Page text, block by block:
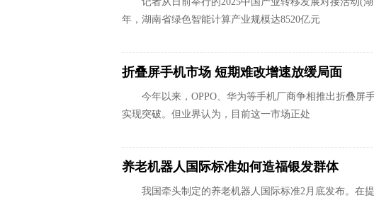
年，湖南省绿色智能计算产业规模达8520亿元
折叠屏手机市场 短期难改增速放缓局面
今年以来，OPPO、华为等手机厂商争相推出折叠屏
实现突破。但业界认为，目前这一市场正处
养老机器人国际标准如何造福银发群体
我国牵头制定的养老机器人国际标准2月底发布。在